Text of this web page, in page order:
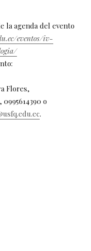
la agenda del evento
eventos/iv-
Flores,
0995614390 o
.